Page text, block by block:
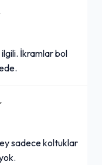
İkramlar bol
sadece koltuklar